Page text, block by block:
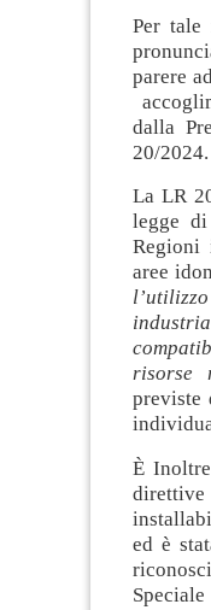
Per tale
parere
dalla
20/2024.
La LR
legge
Regioni
aree
risorse
previste
È
ed è